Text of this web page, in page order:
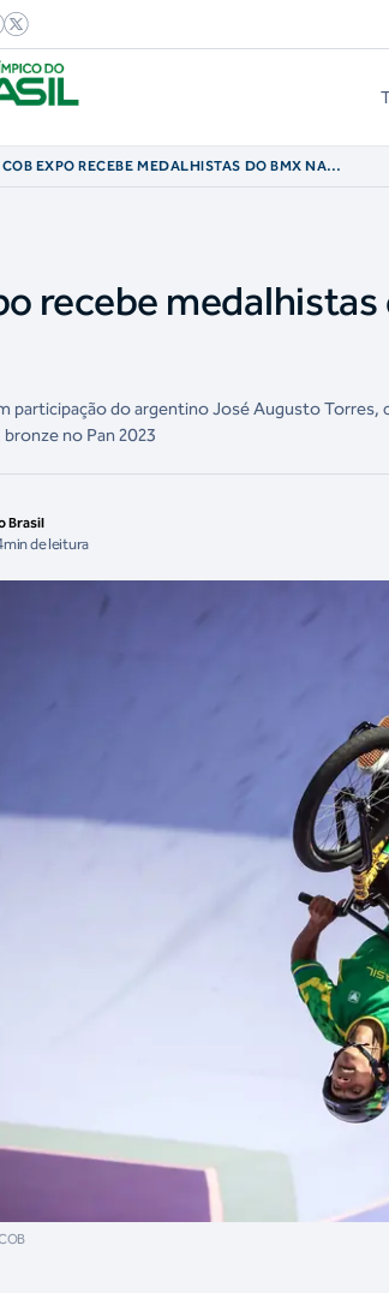
COB EXPO RECEBE MEDALHISTAS DO BMX NA
recebe
participação do argentino José Augusto Torres,
no Pan 2023
Brasil
de leitura